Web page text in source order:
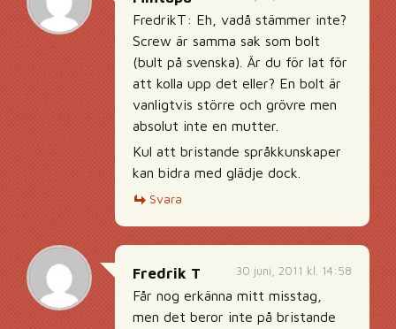
FredrikT: Eh, vadå stämmer inte?
Screw är samma sak som bolt
(bult på svenska). Är du för lat för
att kolla upp det eller? En bolt är
vanligtvis större och grövre men
absolut inte en mutter.
Kul att bristande språkkunskaper
kan bidra med glädje dock.
Svara
30 juni, 2011 kl. 14:58
Fredrik T
Får nog erkänna mitt misstag,
men det beror inte på bristande